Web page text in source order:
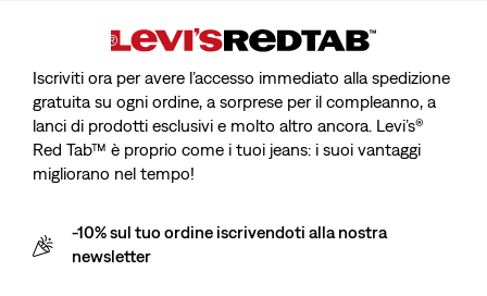
Iscriviti ora per avere l’accesso immediato alla spedizione
gratuita su ogni ordine, a sorprese per il compleanno, a
lanci di prodotti esclusivi e molto altro ancora. Levi’s®
Red Tab™ è proprio come i tuoi jeans: i suoi vantaggi
migliorano nel tempo!
-10% sul tuo ordine iscrivendoti alla nostra
newsletter